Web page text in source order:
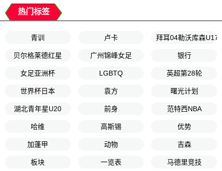
热门标签
青训 卢卡 拜耳04勒沃库森U17
贝尔格莱德红星 广州锦峰女足 银行
女足亚洲杯 LGBTQ 英超第28轮
世界杯日本 袁方 曙光计划
湖北青年星U20 前身 范特西NBA
哈维 高斯锡 优势
加蓬甲 动物 吉森
板块 一览表 马德里竞技